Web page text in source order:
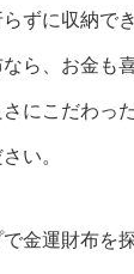
ずに収納で
ら、お金も
にこだわっ
い。
金運財布を